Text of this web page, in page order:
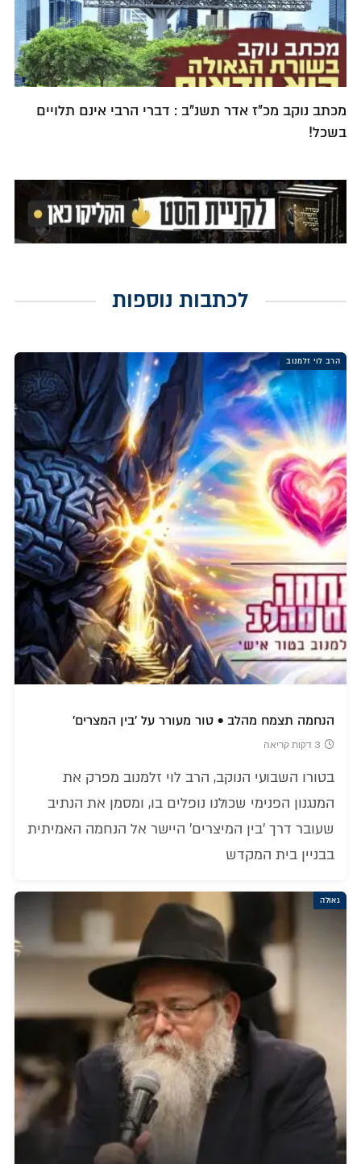
מכתב נוקב מכ"ז אדר תשנ"ב : דברי הרבי אינם תלויים
בשכל!
לכתבות נוספות
הרב לוי זלמנוב
הנחמה תצמח מהלב • טור מעורר על 'בין המצרים'
3 דקות קריאה
בטורו השבועי הנוקב, הרב לוי זלמנוב מפרק את
המנגנון הפנימי שכולנו נופלים בו, ומסמן את הנתיב
שעובר דרך 'בין המיצרים' היישר אל הנחמה האמיתית
בבניין בית המקדש
גאולה